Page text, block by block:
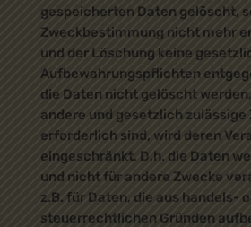
gespeicherten Daten gelöscht,
Zweckbestimmung nicht mehr
und der Löschung keine
Aufbewahrungspflichten
die Daten nicht gelöscht
andere und gesetzlich zulässige
erforderlich sind, wird deren
eingeschränkt. D.h. die Daten
und nicht für andere Zwecke
z.B. für Daten, die aus handels-
steuerrechtlichen Gründen